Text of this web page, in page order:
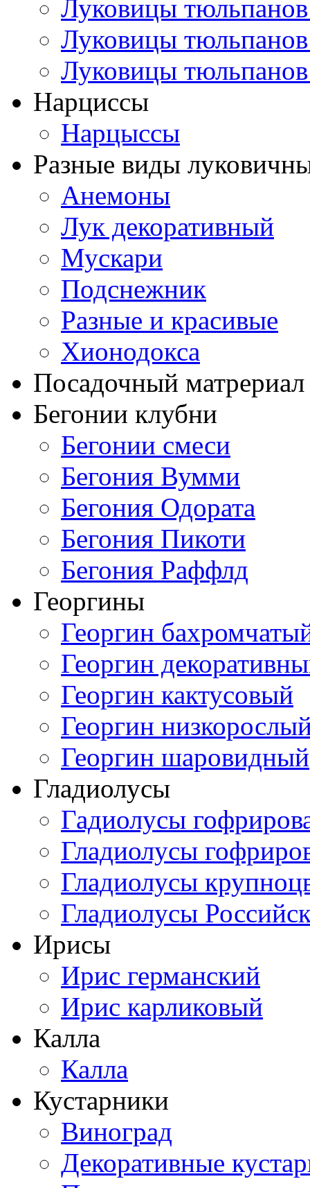
Луковицы
Луковицы
Луковицы
Нарциссы
Нарцыссы
Разные виды
Анемоны
Лук декоративный
Мускари
Подснежник
Разные и красивые
Хионодокса
Посадочный матрериал
Бегонии клубни
Бегонии смеси
Бегония Вумми
Бегония Одората
Бегония Пикоти
Бегония Раффлд
Георгины
Георгин
Георгин
Георгин кактусовый
Георгин
Георгин шаровидный
Гладиолусы
Гадиолусы
Гладиолусы
Гладиолусы
Гладиолусы
Ирисы
Ирис германский
Ирис карликовый
Калла
Калла
Кустарники
Виноград
Декоративные